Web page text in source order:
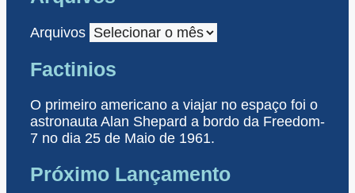
Arquivos
Factinios
O primeiro americano a viajar no espaço foi o
astronauta Alan Shepard a bordo da Freedom-
7 no dia 25 de Maio de 1961.
Próximo Lançamento